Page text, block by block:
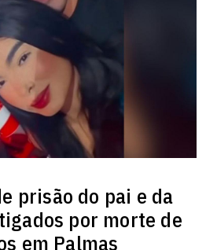
prisão do pai e da
por morte de
em Palmas